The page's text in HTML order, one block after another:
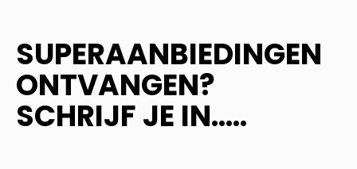
SUPERAANBIEDINGEN
ONTVANGEN?
SCHRIJF JE IN.....